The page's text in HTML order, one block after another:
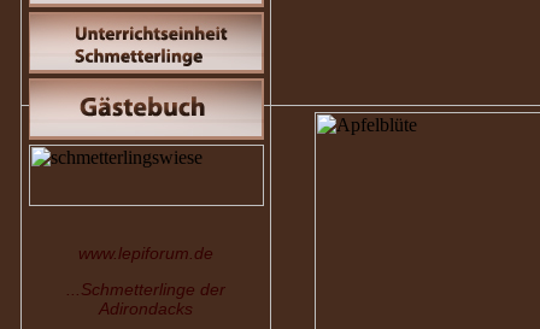
www.lepiforum.de
...Schmetterlinge der
Adirondacks